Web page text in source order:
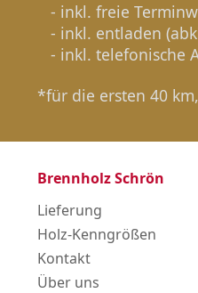
- inkl. freie
- inkl. entladen
- inkl. telefonische
*für die ersten 40
Brennholz Schrön
Lieferung
Holz-Kenngrößen
Kontakt
Über uns